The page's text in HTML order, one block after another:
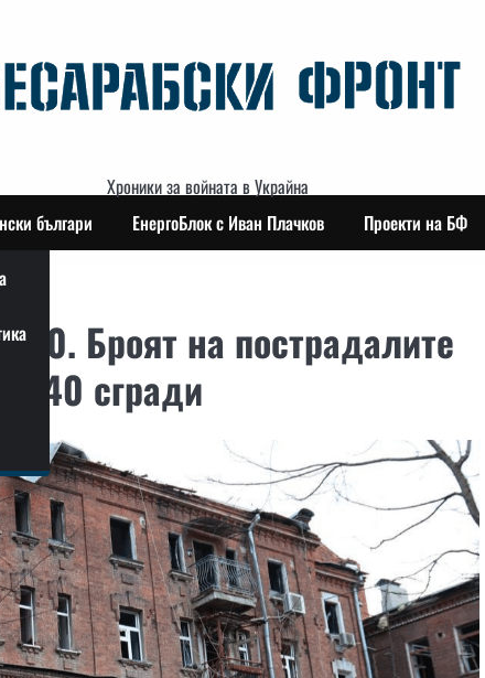
Хроники за войната в Украйна
българи ЕнергоБлок с Иван Плачков Проекти на БФ
Броят на пострадалите
40 сгради